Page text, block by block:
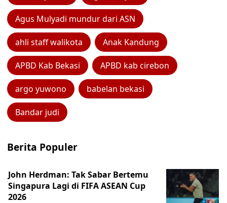
Agus Mulyadi mundur dari ASN
ahli staff walikota Anak Kandung
APBD Kab Bekasi APBD kab cirebon
argo yuwono babelan bekasi
Bandar judi
Berita Populer
John Herdman: Tak Sabar Bertemu
Singapura Lagi di FIFA ASEAN Cup
2026